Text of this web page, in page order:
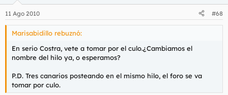
11 Ago 2010 #68
Marisabidillo rebuznó:
En serio Costra, vete a tomar por el culo.¿Cambiamos el
nombre del hilo ya, o esperamos?
P.D. Tres canarios posteando en el mismo hilo, el foro se va
tomar por culo.